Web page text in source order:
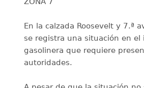
En la calzada Roosevelt y 7.ª
se registra una situación en el
gasolinera que requiere
autoridades.